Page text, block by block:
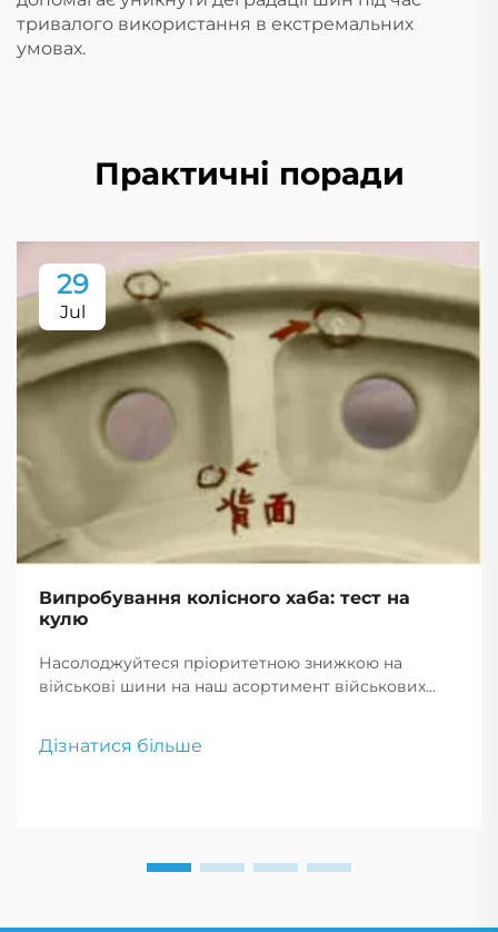
тривалого використання в екстремальних
умовах.
Практичні поради
29
Jul
Випробування колісного хаба: тест на
кулю
Насолоджуйтеся пріоритетною знижкою на
військові шини на наш асортимент військових
неперевершену довговічність і надійність.
Дізнатися більше